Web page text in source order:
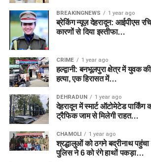
BREAKINGNEWS 1 year ago
ब्रेकिंग न्यूज़ देहरादून: आईपीएस
कारणों से दिया इस्तीफा…
CRIME 1 year ago
हल्द्वानी: बनभूलपुरा क्षेत्र में युवक
हत्या, एक हिरासत में…
DEHRADUN 1 year ago
देहरादून में स्मार्ट ऑटोमेटेड पार्किंग
ट्रैफिक जाम से मिलेगी राहत…
CHAMOLI 1 year ago
श्रद्धालुओं को ठगने बद्रीनाथ पहुंचा
पुलिस ने 6 को रंगे हाथों पकड़ा…